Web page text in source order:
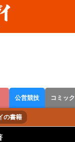
公営競技 コミック
オートレース
の書籍